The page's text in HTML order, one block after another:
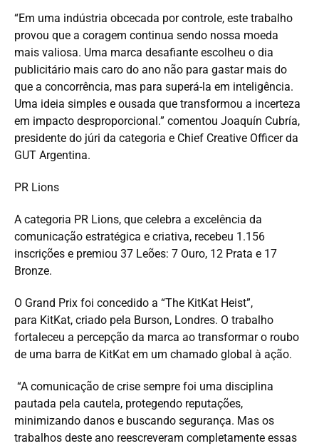
“Em uma indústria obcecada por controle, este trabalho
provou que a coragem continua sendo nossa moeda
mais valiosa. Uma marca desafiante escolheu o dia
publicitário mais caro do ano não para gastar mais do
que a concorrência, mas para superá-la em inteligência.
Uma ideia simples e ousada que transformou a incerteza
em impacto desproporcional.” comentou Joaquín Cubría,
presidente do júri da categoria e Chief Creative Officer da
GUT Argentina.
PR Lions
A categoria PR Lions, que celebra a excelência da
comunicação estratégica e criativa, recebeu 1.156
inscrições e premiou 37 Leões: 7 Ouro, 12 Prata e 17
Bronze.
O Grand Prix foi concedido a “The KitKat Heist”,
para KitKat, criado pela Burson, Londres. O trabalho
fortaleceu a percepção da marca ao transformar o roubo
de uma barra de KitKat em um chamado global à ação.
“A comunicação de crise sempre foi uma disciplina
pautada pela cautela, protegendo reputações,
minimizando danos e buscando segurança. Mas os
trabalhos deste ano reescreveram completamente essas